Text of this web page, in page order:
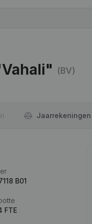
(BV)
Jaar­rekeningen
B01
FTE